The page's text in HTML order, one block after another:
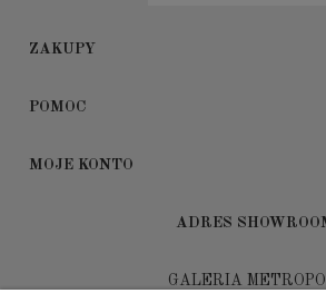
ZAKUPY
POMOC
MOJE KONTO
ADRES
GALERIA